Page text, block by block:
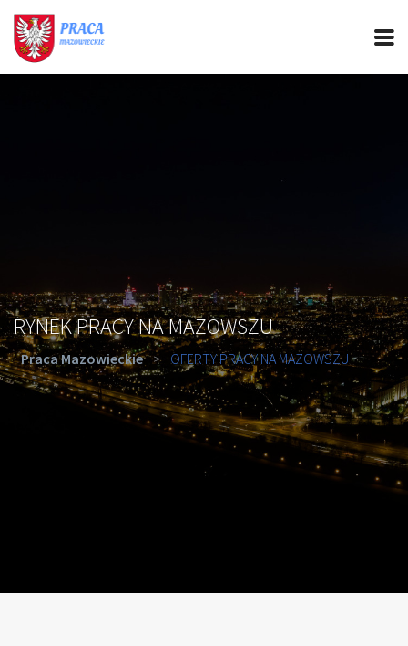
RYNEK PRACY NA MAZOWSZU
Praca Mazowieckie > OFERTY PRACY NA MAZOWSZU